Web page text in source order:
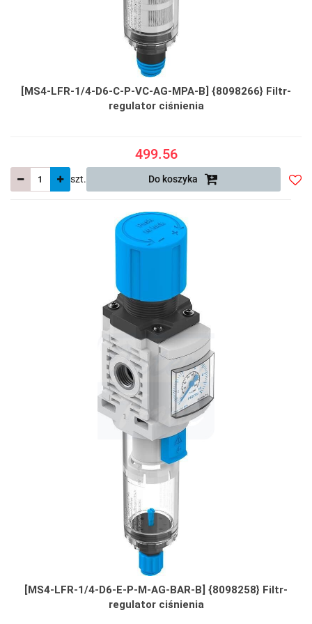
[MS4-LFR-1/4-D6-C-P-VC-AG-MPA-B] {8098266} Filtr-
regulator ciśnienia
499.56
szt. Do koszyka
[MS4-LFR-1/4-D6-E-P-M-AG-BAR-B] {8098258} Filtr-
regulator ciśnienia